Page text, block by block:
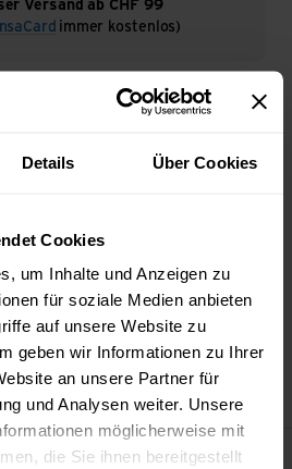
Details Über Cookies
Cookies
um Inhalte und Anzeigen zu
für soziale Medien anbieten
auf unsere Website zu
geben wir Informationen zu Ihrer
an unsere Partner für
und Analysen weiter. Unsere
möglicherweise mit
die Sie ihnen bereitgestellt
Versand ab CHF 99
immer kostenlos)
Widerrufsrecht